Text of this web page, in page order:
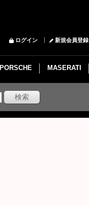
ログイン 新規会員登録
PORSCHE MASERATI